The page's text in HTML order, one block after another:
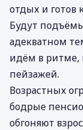
отдых и готов
Будут
адекватном
идём в ритме,
пейзажей.
Возрастных
бодрые
обгоняют